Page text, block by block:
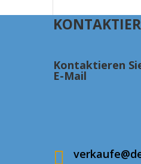
Kontaktieren
E-Mail
